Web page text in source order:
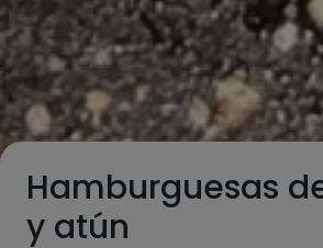
Hamburguesas
y atún